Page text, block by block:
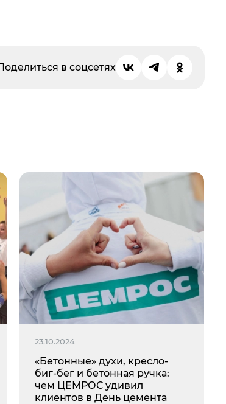
в соцсетях
23.10.2024
«Бетонные» духи, кресло-
биг-бег и бетонная ручка:
чем ЦЕМРОС удивил
клиентов в День цемента